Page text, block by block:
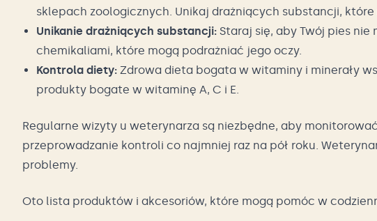
sklepach zoologicznych. Unikaj drażniących substancji,
Unikanie drażniących substancji: Staraj się, aby Twój pies nie
chemikaliami, które mogą podrażniać jego oczy.
Kontrola diety: Zdrowa dieta bogata w witaminy i minerały
produkty bogate w witaminę A, C i E.
Regularne wizyty u weterynarza są niezbędne, aby
przeprowadzanie kontroli co najmniej raz na pół roku.
problemy.
Oto lista produktów i akcesoriów, które mogą pomóc w